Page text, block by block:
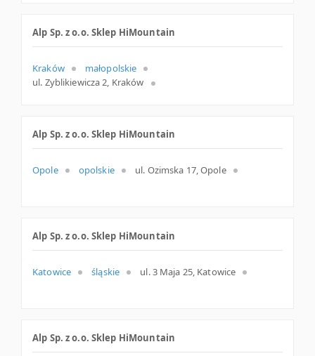
Alp Sp. z o.o. Sklep HiMountain
Kraków
małopolskie
ul. Zyblikiewicza 2, Kraków
Alp Sp. z o.o. Sklep HiMountain
Opole opolskie ul. Ozimska 17, Opole
Alp Sp. z o.o. Sklep HiMountain
Katowice śląskie ul. 3 Maja 25, Katowice
Alp Sp. z o.o. Sklep HiMountain